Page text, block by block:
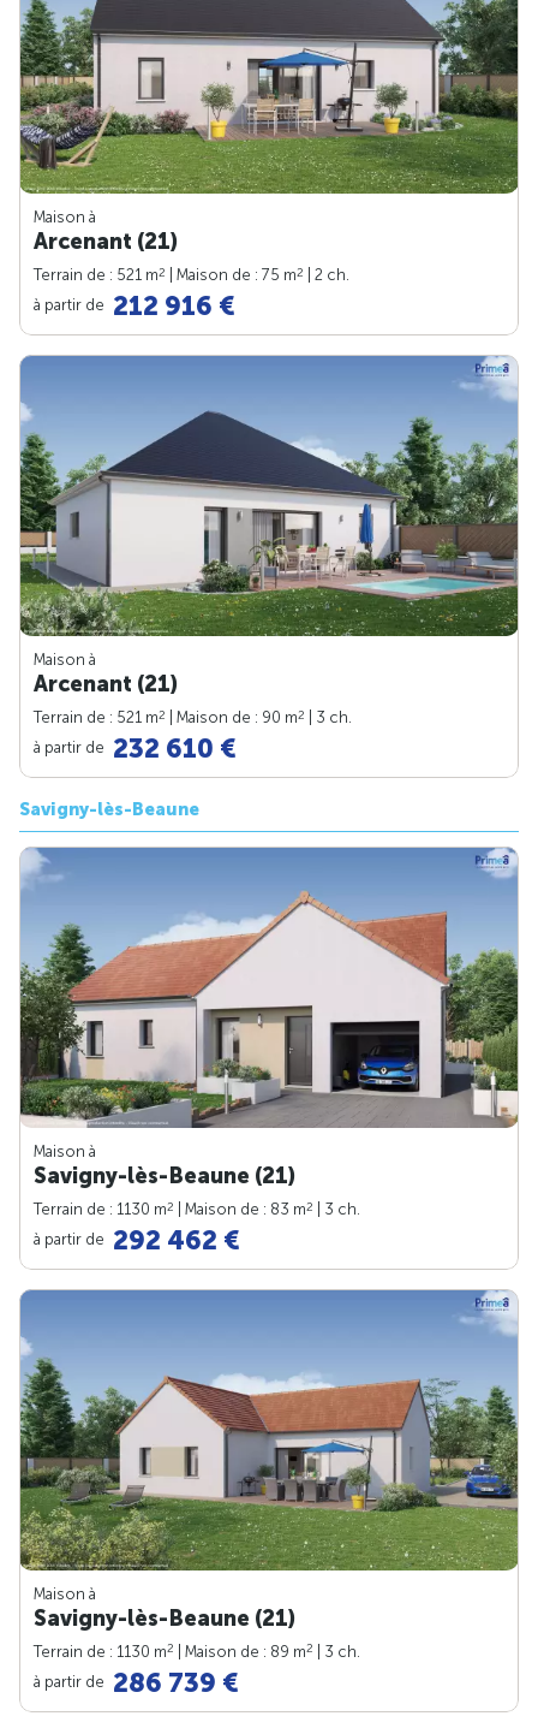
Maison à
Arcenant (21)
Terrain de : 521 m2 | Maison de : 75 m2
| 2 ch.
à partir de 212 916 €
Maison à
Arcenant (21)
Terrain de : 521 m2 | Maison de : 90 m2
| 3 ch.
à partir de 232 610 €
Savigny-lès-Beaune
Maison à
Savigny-lès-Beaune (21)
Terrain de : 1130 m2 | Maison de : 83 m2
| 3 ch.
à partir de 292 462 €
Maison à
Savigny-lès-Beaune (21)
Terrain de : 1130 m2 | Maison de : 89 m2
| 3 ch.
à partir de 286 739 €